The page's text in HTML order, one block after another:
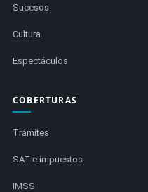
Sucesos
Cultura
Espectáculos
COBERTURAS
Trámites
SAT e impuestos
IMSS